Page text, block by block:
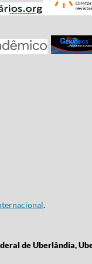
.
de Uberlândia,